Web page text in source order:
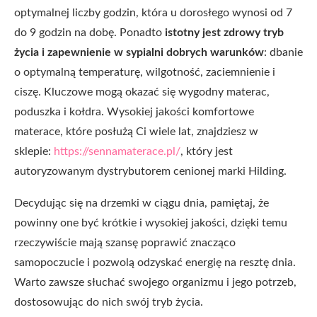
optymalnej liczby godzin, która u dorosłego wynosi od 7
do 9 godzin na dobę. Ponadto istotny jest zdrowy tryb
życia i zapewnienie w sypialni dobrych warunków: dbanie
o optymalną temperaturę, wilgotność, zaciemnienie i
ciszę. Kluczowe mogą okazać się wygodny materac,
poduszka i kołdra. Wysokiej jakości komfortowe
materace, które posłużą Ci wiele lat, znajdziesz w
sklepie: https://sennamaterace.pl/, który jest
autoryzowanym dystrybutorem cenionej marki Hilding.
Decydując się na drzemki w ciągu dnia, pamiętaj, że
powinny one być krótkie i wysokiej jakości, dzięki temu
rzeczywiście mają szansę poprawić znacząco
samopoczucie i pozwolą odzyskać energię na resztę dnia.
Warto zawsze słuchać swojego organizmu i jego potrzeb,
dostosowując do nich swój tryb życia.